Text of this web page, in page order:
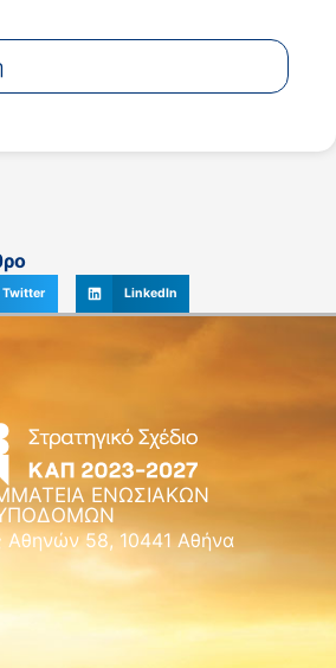
Twitter LinkedIn
ΕΝΩΣΙΑΚΩΝ
58, 10441 Αθήνα